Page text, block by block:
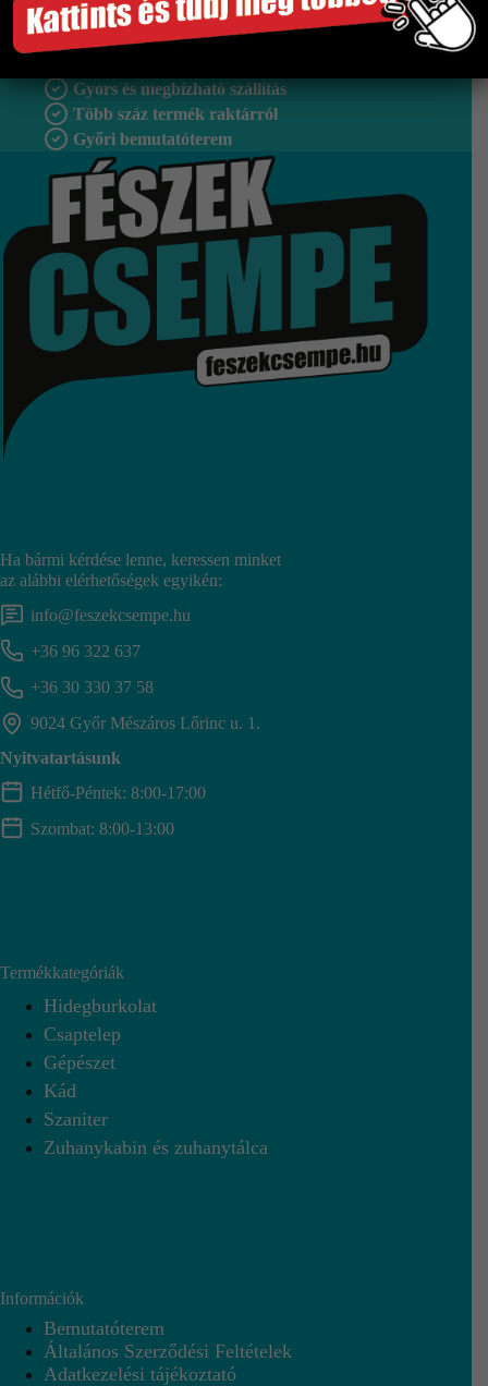
Gyors és megbízható szállítás
Több száz termék raktárról
Győri bemutatóterem
Ha bármi kérdése lenne, keressen minket
az alábbi elérhetőségek egyikén:
info@feszekcsempe.hu
+36 96 322 637
+36 30 330 37 58
9024 Győr Mészáros Lőrinc u. 1.
Nyitvatartásunk
Hétfő-Péntek: 8:00-17:00
Szombat: 8:00-13:00
Termékkategóriák
Hidegburkolat
Csaptelep
Gépészet
Kád
Szaniter
Zuhanykabin és zuhanytálca
Információk
Bemutatóterem
Általános Szerződési Feltételek
Adatkezelési tájékoztató